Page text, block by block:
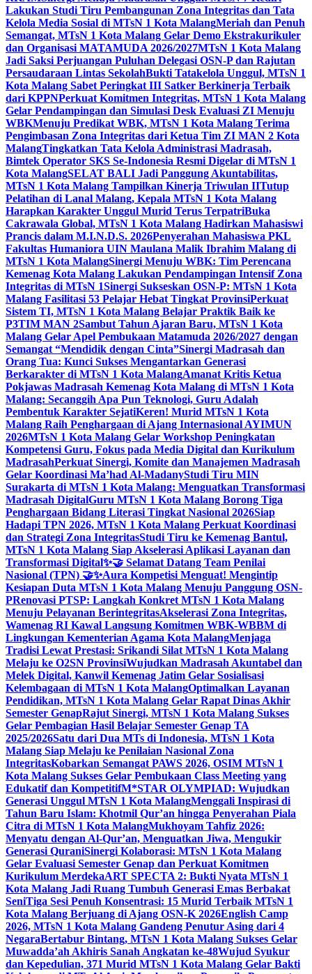
Lakukan Studi Tiru Pembangunan Zona Integritas dan Tata
Kelola Media Sosial di MTsN 1 Kota MalangMeriah dan Penuh
Semangat, MTsN 1 Kota Malang Gelar Demo Ekstrakurikuler
dan Organisasi MATAMUDA 2026/2027MTsN 1 Kota Malang
Jadi Saksi Perjuangan Puluhan Delegasi OSN-P dan Rajutan
Persaudaraan Lintas SekolahBukti Tatakelola Unggul, MTsN 1
Kota Malang Sabet Peringkat III Satker Berkinerja Terbaik
dari KPPNPerkuat Komitmen Integritas, MTsN 1 Kota Malang
Gelar Pendampingan dan Simulasi Desk Evaluasi ZI Menuju
WBKMenuju Predikat WBK, MTsN 1 Kota Malang Terima
Pengimbasan Zona Integritas dari Ketua Tim ZI MAN 2 Kota
MalangTingkatkan Tata Kelola Administrasi Madrasah,
Bimtek Operator SKS Se-Indonesia Resmi Digelar di MTsN 1
Kota MalangSELAT BALI Jadi Panggung Akuntabilitas,
MTsN 1 Kota Malang Tampilkan Kinerja Triwulan IITutup
Pelatihan di Lanal Malang, Kepala MTsN 1 Kota Malang
Harapkan Karakter Unggul Murid Terus TerpatriBuka
Cakrawala Global, MTsN 1 Kota Malang Hadirkan Mahasiswi
Prancis dalam M.I.N.D.S. 2026Penyerahan Mahasiswa PKL
Fakultas Humaniora UIN Maulana Malik Ibrahim Malang di
MTsN 1 Kota MalangSinergi Menuju WBK: Tim Perencana
Kemenag Kota Malang Lakukan Pendampingan Intensif Zona
Integritas di MTsN 1Sinergi Sukseskan OSN-P: MTsN 1 Kota
Malang Fasilitasi 53 Pelajar Hebat Tingkat ProvinsiPerkuat
Sistem TI, MTsN 1 Kota Malang Belajar Praktik Baik ke
P3TIM MAN 2Sambut Tahun Ajaran Baru, MTsN 1 Kota
Malang Gelar Apel Pembukaan Matamuda 2026/2027 dengan
Semangat “Mendidik dengan Cinta”Sinergi Madrasah dan
Orang Tua: Kunci Sukses Mengantarkan Generasi
Berkarakter di MTsN 1 Kota MalangAmanat Kritis Ketua
Pokjawas Madrasah Kemenag Kota Malang di MTsN 1 Kota
Malang: Secanggih Apa Pun Teknologi, Guru Adalah
Pembentuk Karakter SejatiKeren! Murid MTsN 1 Kota
Malang Raih Penghargaan di Ajang Internasional AYIMUN
2026MTsN 1 Kota Malang Gelar Workshop Peningkatan
Kompetensi Guru, Fokus pada Media Digital dan Kurikulum
MadrasahPerkuat Sinergi, Komite dan Manajemen Madrasah
Gelar Koordinasi Ma’had Al-MadanyStudi Tiru MIN
Surakarta di MTsN 1 Kota Malang: Menguatkan Transformasi
Madrasah DigitalGuru MTsN 1 Kota Malang Borong Tiga
Penghargaan Bidang Literasi Tingkat Nasional 2026Siap
Hadapi TPN 2026, MTsN 1 Kota Malang Perkuat Koordinasi
dan Strategi Zona IntegritasStudi Tiru ke Kemenag Bantul,
MTsN 1 Kota Malang Siap Akselerasi Aplikasi Layanan dan
Transformasi Digital✨🤝 Selamat Datang Team Penilai
Nasional (TPN) 🤝✨Aura Kompetisi Menguat! Mengintip
Kesiapan Duta MTsN 1 Kota Malang Menuju Panggung OSN-
PRenovasi PTSP: Langkah Konkret MTsN 1 Kota Malang
Menuju Pelayanan BerintegritasAkselerasi Zona Integritas,
Wamenag RI Kawal Langsung Komitmen WBK-WBBM di
Lingkungan Kementerian Agama Kota MalangMenjaga
Tradisi Lewat Prestasi: Srikandi Silat MTsN 1 Kota Malang
Melaju ke O2SN ProvinsiWujudkan Madrasah Akuntabel dan
Melek Digital, Kanwil Kemenag Jatim Gelar Sosialisasi
Kelembagaan di MTsN 1 Kota MalangOptimalkan Layanan
Pendidikan, MTsN 1 Kota Malang Gelar Rapat Dinas Akhir
Semester GenapRajut Sinergi, MTsN 1 Kota Malang Sukses
Gelar Pembagian Hasil Belajar Semester Genap TA
2025/2026Satu dari Dua MTs di Indonesia, MTsN 1 Kota
Malang Siap Melaju ke Penilaian Nasional Zona
IntegritasKobarkan Semangat PAWS 2026, OSIM MTsN 1
Kota Malang Sukses Gelar Pembukaan Class Meeting yang
Edukatif dan KompetitifM*STAR OLYMPIAD: Wujudkan
Generasi Unggul MTsN 1 Kota MalangMenggali Inspirasi di
Tahun Baru Islam: Khotmil Qur’an hingga Penyerahan Piala
Citra di MTsN 1 Kota MalangMukhoyam Tahfiz 2026:
Menyatu dengan Al-Qur’an, Menguatkan Jiwa, Mengukir
Generasi QuraniSinergi Kolaborasi: MTsN 1 Kota Malang
Gelar Evaluasi Semester Genap dan Perkuat Komitmen
Kurikulum MerdekaART SPECTA 2: Bukti Nyata MTsN 1
Kota Malang Jadi Ruang Tumbuh Generasi Emas Berbakat
SeniTiga Sesi Penuh Konsentrasi: 15 Murid Terbaik MTsN 1
Kota Malang Berjuang di Ajang OSN-K 2026English Camp
2026, MTsN 1 Kota Malang Gandeng Penutur Asing dari 4
NegaraBertabur Bintang, MTsN 1 Kota Malang Sukses Gelar
Muwadda’ah Akhiris Sanah Angkatan ke-48Wujud Syukur
dan Kepedulian, 371 Murid MTsN 1 Kota Malang Gelar Bakti